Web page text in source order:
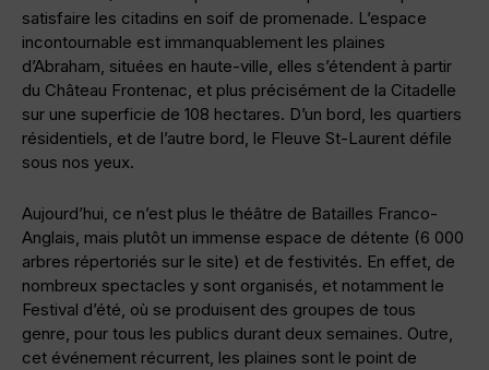
satisfaire les citadins en soif de promenade. L’espace
incontournable est immanquablement les plaines
d’Abraham, situées en haute-ville, elles s’étendent à partir
du Château Frontenac, et plus précisément de la Citadelle
sur une superficie de 108 hectares. D’un bord, les quartiers
résidentiels, et de l’autre bord, le Fleuve St-Laurent défile
sous nos yeux.
Aujourd’hui, ce n’est plus le théâtre de Batailles Franco-
Anglais, mais plutôt un immense espace de détente (6 000
arbres répertoriés sur le site) et de festivités. En effet, de
nombreux spectacles y sont organisés, et notamment le
Festival d’été, où se produisent des groupes de tous
genre, pour tous les publics durant deux semaines. Outre,
cet événement récurrent, les plaines sont le point de